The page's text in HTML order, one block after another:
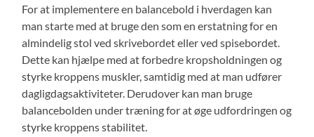
For at implementere en balancebold i hverdagen kan
man starte med at bruge den som en erstatning for en
almindelig stol ved skrivebordet eller ved spisebordet.
Dette kan hjælpe med at forbedre kropsholdningen og
styrke kroppens muskler, samtidig med at man udfører
dagligdagsaktiviteter. Derudover kan man bruge
balancebolden under træning for at øge udfordringen og
styrke kroppens stabilitet.